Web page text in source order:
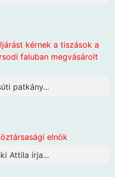
kérnek a tiszások a
faluban megvásárolt
patkány...
elnök
Attila írja...